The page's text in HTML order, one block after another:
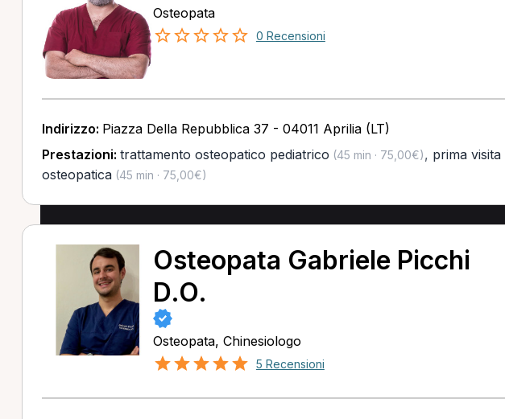
Osteopata
0 Recensioni
Indirizzo: Piazza Della Repubblica 37 - 04011 Aprilia (LT)
Prestazioni: trattamento osteopatico pediatrico (45 min · 75,00€), prima visita
osteopatica(45 min · 75,00€)
Osteopata Gabriele Picchi
D.O.
Osteopata, Chinesiologo
5 Recensioni